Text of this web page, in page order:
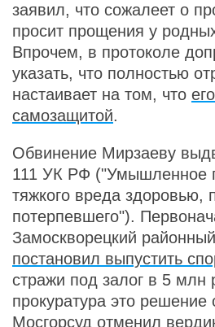
заявил, что сожалеет о
просит прощения у
Впрочем, в протоколе
указать, что полностью
настаивает на том, что
самозащитой.
Обвинение Мирзаеву
111 УК РФ ("Умышленное
тяжкого вреда здоровью,
потерпевшего").
Замоскворецкий
постановил выпустить
стражи под залог в 5 млн
прокуратура это решение
Мосгорсуд отменил